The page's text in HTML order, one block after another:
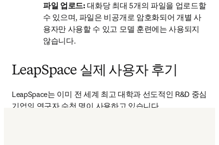
파일 업로드: 대화당 최대 5개의 파일을 업로드할
수 있으며, 파일은 비공개로 암호화되어 개별 사
용자만 사용할 수 있고 모델 훈련에는 사용되지
않습니다.
LeapSpace 실제 사용자 후기
LeapSpace는 이미 전 세계 최고 대학과 선도적인 R&D 중심
기업의 연구자 수천 명이 사용하고 있습니다.